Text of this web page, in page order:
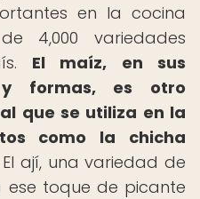
en la cocina
4,000 variedades
El maíz, en sus
y formas, es otro
que se utiliza en la
como la chicha
El ají, una variedad de
ese toque de picante